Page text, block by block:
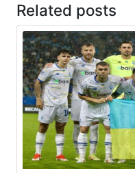
Related posts